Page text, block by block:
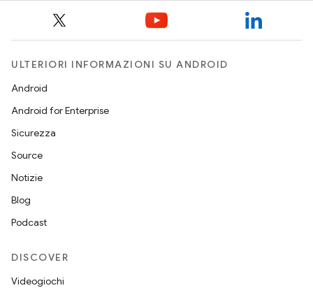
ULTERIORI INFORMAZIONI SU ANDROID
Android
Android for Enterprise
Sicurezza
Source
Notizie
Blog
Podcast
DISCOVER
Videogiochi